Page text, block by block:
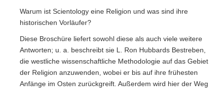
Warum ist Scientology eine Religion und was sind ihre
historischen Vorläufer?
Diese Broschüre liefert sowohl diese als auch viele weitere
Antworten; u. a. beschreibt sie L. Ron Hubbards Bestreben,
die westliche wissenschaftliche Methodologie auf das Gebiet
der Religion anzuwenden, wobei er bis auf ihre frühesten
Anfänge im Osten zurückgreift. Außerdem wird hier der Weg